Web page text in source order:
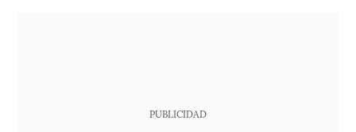
PUBLICIDAD